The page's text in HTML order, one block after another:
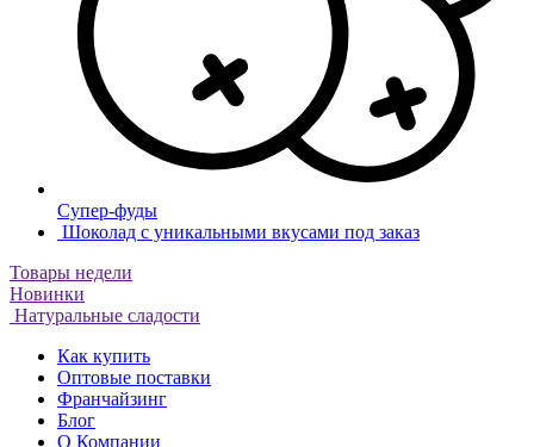
Супер-фуды
Шоколад с уникальными вкусами под заказ
Товары недели
Новинки
Натуральные сладости
Как купить
Оптовые поставки
Франчайзинг
Блог
О Компании